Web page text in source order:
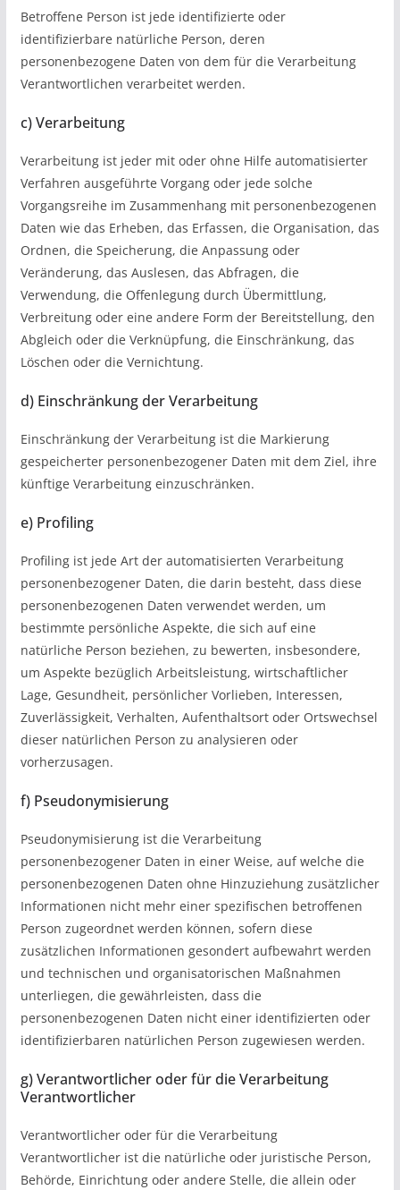
Betroffene Person ist jede identifizierte oder
identifizierbare natürliche Person, deren
personenbezogene Daten von dem für die Verarbeitung
Verantwortlichen verarbeitet werden.
c) Verarbeitung
Verarbeitung ist jeder mit oder ohne Hilfe automatisierter
Verfahren ausgeführte Vorgang oder jede solche
Vorgangsreihe im Zusammenhang mit personenbezogenen
Daten wie das Erheben, das Erfassen, die Organisation, das
Ordnen, die Speicherung, die Anpassung oder
Veränderung, das Auslesen, das Abfragen, die
Verwendung, die Offenlegung durch Übermittlung,
Verbreitung oder eine andere Form der Bereitstellung, den
Abgleich oder die Verknüpfung, die Einschränkung, das
Löschen oder die Vernichtung.
d) Einschränkung der Verarbeitung
Einschränkung der Verarbeitung ist die Markierung
gespeicherter personenbezogener Daten mit dem Ziel, ihre
künftige Verarbeitung einzuschränken.
e) Profiling
Profiling ist jede Art der automatisierten Verarbeitung
personenbezogener Daten, die darin besteht, dass diese
personenbezogenen Daten verwendet werden, um
bestimmte persönliche Aspekte, die sich auf eine
natürliche Person beziehen, zu bewerten, insbesondere,
um Aspekte bezüglich Arbeitsleistung, wirtschaftlicher
Lage, Gesundheit, persönlicher Vorlieben, Interessen,
Zuverlässigkeit, Verhalten, Aufenthaltsort oder Ortswechsel
dieser natürlichen Person zu analysieren oder
vorherzusagen.
f) Pseudonymisierung
Pseudonymisierung ist die Verarbeitung
personenbezogener Daten in einer Weise, auf welche die
personenbezogenen Daten ohne Hinzuziehung zusätzlicher
Informationen nicht mehr einer spezifischen betroffenen
Person zugeordnet werden können, sofern diese
zusätzlichen Informationen gesondert aufbewahrt werden
und technischen und organisatorischen Maßnahmen
unterliegen, die gewährleisten, dass die
personenbezogenen Daten nicht einer identifizierten oder
identifizierbaren natürlichen Person zugewiesen werden.
g) Verantwortlicher oder für die Verarbeitung
Verantwortlicher
Verantwortlicher oder für die Verarbeitung
Verantwortlicher ist die natürliche oder juristische Person,
Behörde, Einrichtung oder andere Stelle, die allein oder